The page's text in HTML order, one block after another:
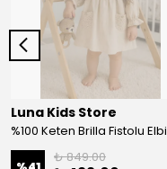
Luna Kids Store
%100 Keten Brilla Fistolu
₺ 849.00